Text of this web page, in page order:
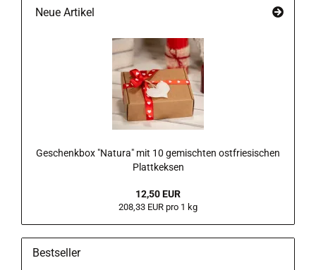
Neue Artikel
Geschenkbox "Natura" mit 10 gemischten ostfriesischen
Plattkeksen
12,50 EUR
208,33 EUR pro 1 kg
Bestseller